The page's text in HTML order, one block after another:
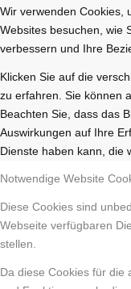
Wir verwenden Cookies,
Websites besuchen, wie
verbessern und Ihre
Klicken Sie auf die
zu erfahren. Sie können
Beachten Sie, dass das
Auswirkungen auf Ihre
Dienste haben kann, die
Notwendige Website
Diese Cookies sind
Webseite verfügbaren
stellen.
Da diese Cookies für die